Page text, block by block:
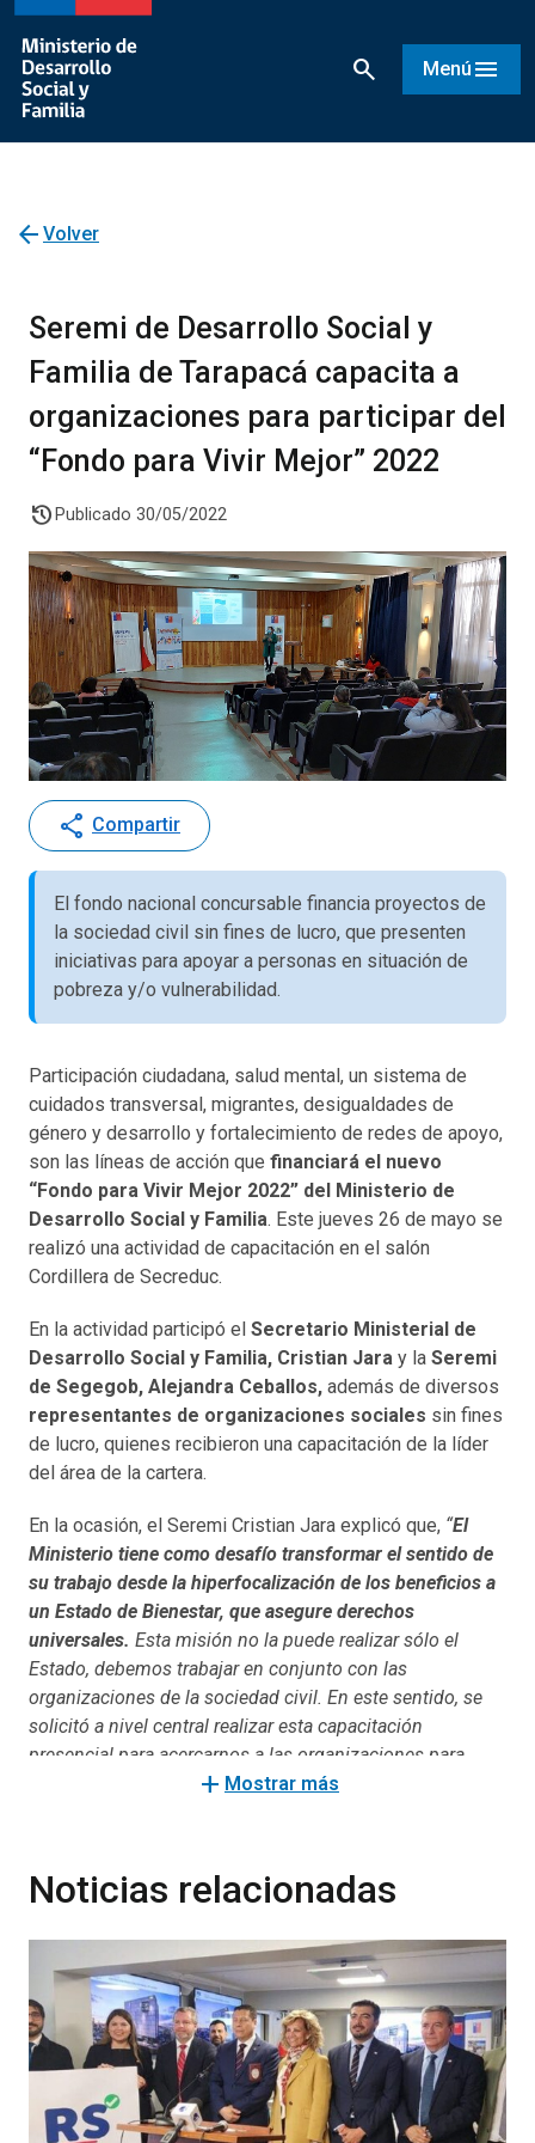
search Menú menu
arrow_back Volver
Seremi de Desarrollo Social y
Familia de Tarapacá capacita a
organizaciones para participar del
“Fondo para Vivir Mejor” 2022
history Publicado 30/05/2022
share Compartir
El fondo nacional concursable financia proyectos de
la sociedad civil sin fines de lucro, que presenten
iniciativas para apoyar a personas en situación de
pobreza y/o vulnerabilidad.
Participación ciudadana, salud mental, un sistema de
cuidados transversal, migrantes, desigualdades de
género y desarrollo y fortalecimiento de redes de apoyo,
son las líneas de acción que financiará el nuevo
“Fondo para Vivir Mejor 2022” del Ministerio de
Desarrollo Social y Familia. Este jueves 26 de mayo se
realizó una actividad de capacitación en el salón
Cordillera de Secreduc.
En la actividad participó el Secretario Ministerial de
Desarrollo Social y Familia, Cristian Jara y la Seremi
de Segegob, Alejandra Ceballos, además de diversos
representantes de organizaciones sociales sin fines
de lucro, quienes recibieron una capacitación de la líder
del área de la cartera.
En la ocasión, el Seremi Cristian Jara explicó que, “El
Ministerio tiene como desafío transformar el sentido de
su trabajo desde la hiperfocalización de los beneficios a
un Estado de Bienestar, que asegure derechos
universales. Esta misión no la puede realizar sólo el
Estado, debemos trabajar en conjunto con las
organizaciones de la sociedad civil. En este sentido, se
solicitó a nivel central realizar esta capacitación
presencial para acercarnos a las organizaciones para
construir juntos este camino en puntos de encuentros
sociedad civil que presenten iniciativas que busquen
apoyar a personas en situación de pobreza y/o
vulnerabilidaden ámbitos de acción relacionados con:
participación ciudadana, salud mental, un sistema de
cuidados transversal, migrantes, desigualdades de
género y desarrollo y fortalecimiento de redes de apoyo,
entre otros.
add Mostrar más
Noticias relacionadas